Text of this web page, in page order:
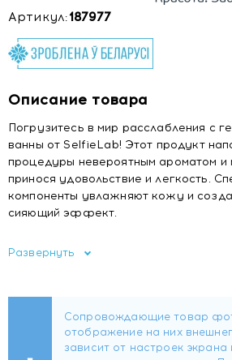
Артикул:187977
Описание товара
Погрузитесь в мир расслабления с
ванны от SelfieLab! Этот продукт
процедуры невероятным ароматом и
принося удовольствие и легкость.
компоненты увлажняют кожу и
сияющий эффект.
Раскроем секрет: благодаря нежным
Активные компоненты
Натуральный экстракт мяты
Экстракт лаванды
Развернуть